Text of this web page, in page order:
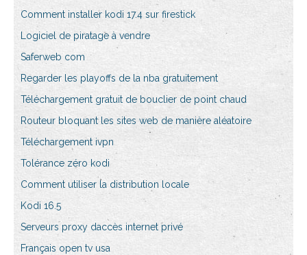
Comment installer kodi 17.4 sur firestick
Logiciel de piratage à vendre
Saferweb com
Regarder les playoffs de la nba gratuitement
Téléchargement gratuit de bouclier de point chaud
Routeur bloquant les sites web de manière aléatoire
Téléchargement ivpn
Tolérance zéro kodi
Comment utiliser la distribution locale
Kodi 16.5
Serveurs proxy daccès internet privé
Français open tv usa